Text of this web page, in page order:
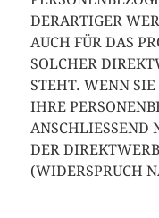
DERARTIGER
AUCH FÜR DAS
SOLCHER
STEHT. WENN
IHRE
ANSCHLIESSEND
DER
(WIDERSPRUCH